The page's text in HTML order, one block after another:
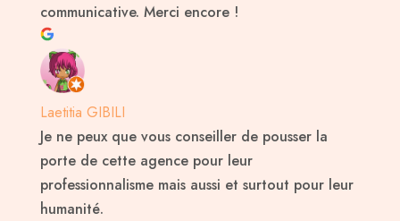
communicative. Merci encore !
Laetitia GIBILI
Je ne peux que vous conseiller de pousser la
porte de cette agence pour leur
professionnalisme mais aussi et surtout pour leur
humanité.